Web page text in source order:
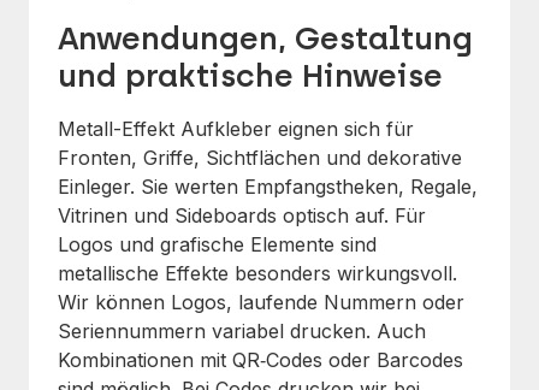
Anwendungen, Gestaltung
und praktische Hinweise
Metall-Effekt Aufkleber eignen sich für
Fronten, Griffe, Sichtflächen und dekorative
Einleger. Sie werten Empfangstheken, Regale,
Vitrinen und Sideboards optisch auf. Für
Logos und grafische Elemente sind
metallische Effekte besonders wirkungsvoll.
Wir können Logos, laufende Nummern oder
Seriennummern variabel drucken. Auch
Kombinationen mit QR‑Codes oder Barcodes